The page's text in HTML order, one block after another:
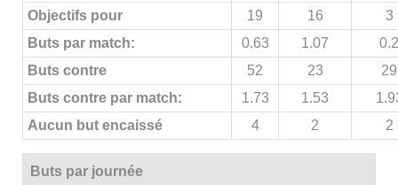
Objectifs pour
19 16
3
Buts par match:
0.63 1.07
0.2
Buts contre
52 23
29
Buts contre par match:
1.73 1.53
Aucun but encaissé
4 2 2
Buts par journée